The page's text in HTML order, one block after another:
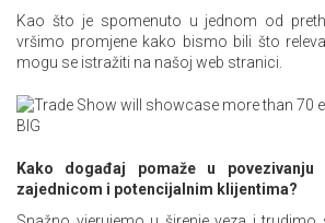
Kao što je spomenuto u jednom od
vršimo promjene kako bismo bili što
mogu se istražiti na našoj web stranici.
Kako događaj pomaže u
zajednicom i potencijalnim klijentima?